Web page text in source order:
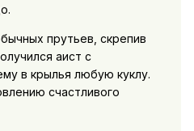
прутьев, скрепив
аист с
в крылья любую куклу.
счастливого